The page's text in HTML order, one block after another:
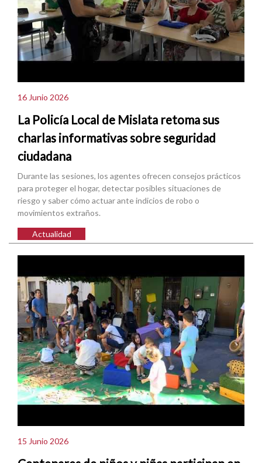
16 Junio 2026
La Policía Local de Mislata retoma sus
charlas informativas sobre seguridad
ciudadana
Durante las sesiones, los agentes ofrecen consejos prácticos
para proteger el hogar, detectar posibles situaciones de
riesgo y saber cómo actuar ante indicios de robo o
movimientos extraños.
Actualidad
15 Junio 2026